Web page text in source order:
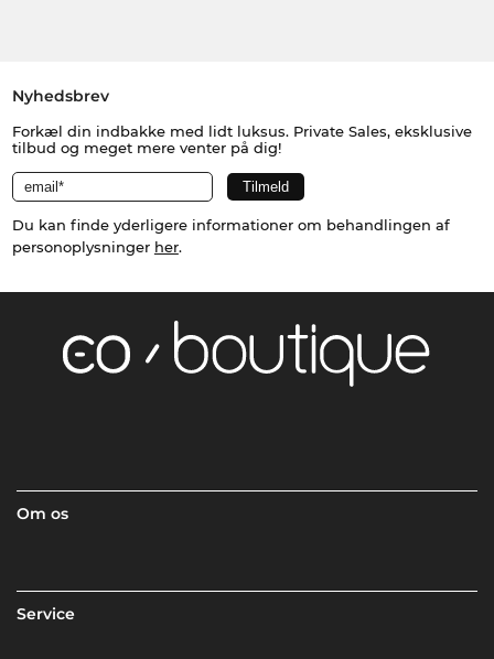
Nyhedsbrev
Forkæl din indbakke med lidt luksus. Private Sales, eksklusive
tilbud og meget mere venter på dig!
Du kan finde yderligere informationer om behandlingen af
personoplysninger her.
Om os
Service